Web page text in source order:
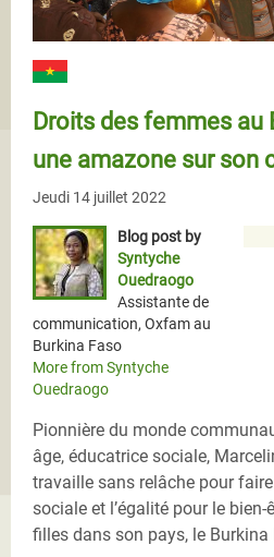
Droits des femmes au
une amazone sur son
Jeudi 14 juillet 2022
Blog post by
Syntyche
Ouedraogo
Assistante de
communication, Oxfam au
Burkina Faso
More from Syntyche
Ouedraogo
Pionnière du monde
âge, éducatrice sociale,
travaille sans relâche pour
sociale et l’égalité pour le
filles dans son pays, le Burkina